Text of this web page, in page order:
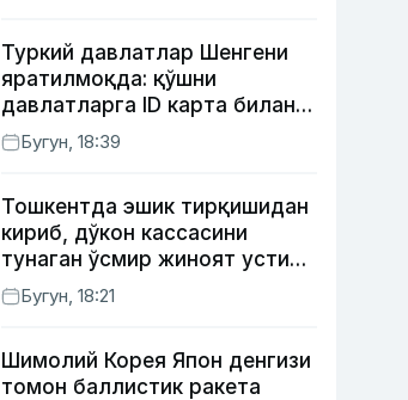
Туркий давлатлар Шенгени
яратилмоқда: қўшни
давлатларга ID карта билан
борилади
Бугун, 18:39
Тошкентда эшик тирқишидан
кириб, дўкон кассасини
тунаган ўсмир жиноят устида
ушланди
Бугун, 18:21
Шимолий Корея Япон денгизи
томон баллистик ракета